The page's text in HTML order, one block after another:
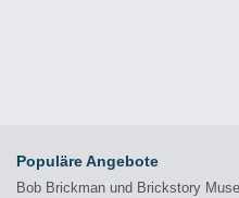
Populäre Angebote
Bob Brickman und Brickstory